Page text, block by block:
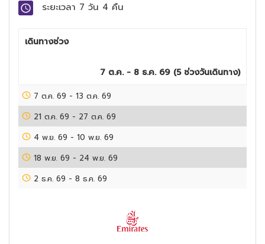
ระยะเวลา 7 วัน 4 คืน
เดินทางช่วง
7 ต.ค. - 8 ธ.ค. 69 (5ช่วงวันเดินทาง)
7 ต.ค. 69 - 13 ต.ค. 69
21 ต.ค. 69 - 27 ต.ค. 69
4 พ.ย. 69 - 10 พ.ย. 69
18 พ.ย. 69 - 24 พ.ย. 69
2 ธ.ค. 69 - 8 ธ.ค. 69